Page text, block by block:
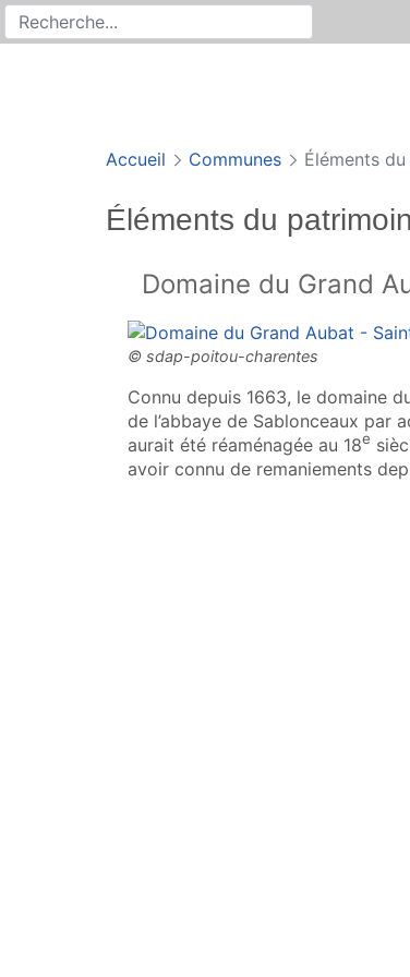
Recherche sur le site
Rechercher
Accueil Communes Éléments
Éléments du
Domaine du Grand
Connu depuis 1663, le domaine
de l’abbaye de Sablonceaux par
aurait été réaménagée au 18e
avoir connu de remaniements